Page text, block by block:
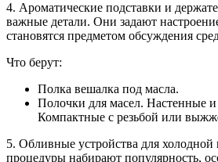
4. Ароматические подставки и
важные детали. Они задают
становятся предметом обсуждения
Что берут:
Полка вешалка под масла.
Полочки для масел. Настенные и
Компактные с резьбой или
5. Обливные устройства для
процедуры набирают популярность,